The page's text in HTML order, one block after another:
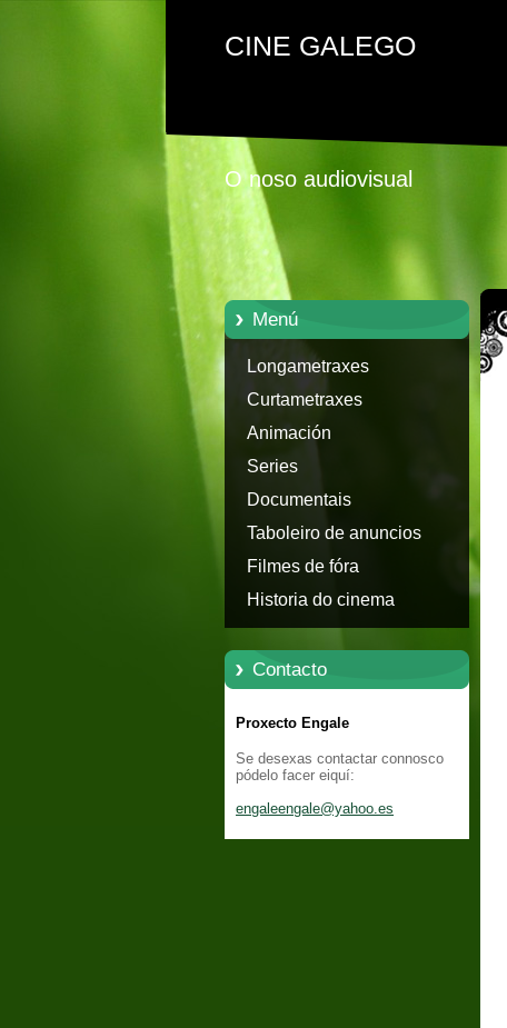
CINE GALEGO
O noso audiovisual
Menú
Longametraxes
Curtametraxes
Animación
Series
Documentais
Taboleiro de anuncios
Filmes de fóra
Historia do cinema
Contacto
Proxecto Engale
Se desexas contactar connosco
pódelo facer eiquí:
engaleengale@yahoo.es